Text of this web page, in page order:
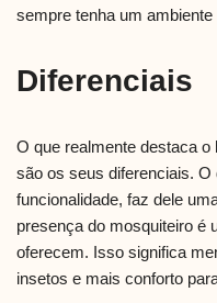
sempre tenha um ambiente
Diferenciais
O que realmente destaca
são os seus diferenciais. O
funcionalidade, faz dele
presença do mosquiteiro é
oferecem. Isso significa
insetos e mais conforto